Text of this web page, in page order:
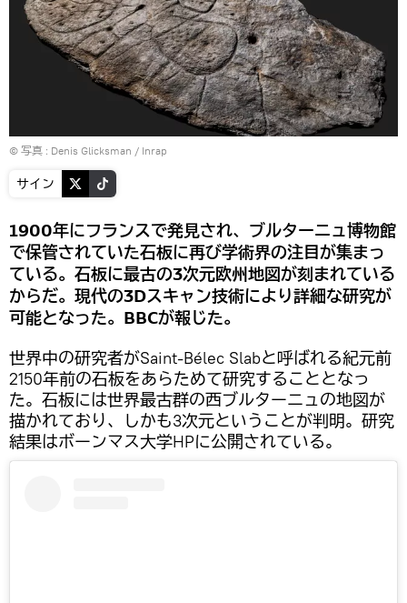
© 写真 : Denis Glicksman / Inrap
サイン
1900年にフランスで発見され、ブルターニュ博物館
で保管されていた石板に再び学術界の注目が集まっ
ている。石板に最古の3次元欧州地図が刻まれている
からだ。現代の3Dスキャン技術により詳細な研究が
可能となった。BBCが報じた。
世界中の研究者がSaint-Bélec Slabと呼ばれる紀元前
2150年前の石板をあらためて研究することとなっ
た。石板には世界最古群の西ブルターニュの地図が
描かれており、しかも3次元ということが判明。研究
結果はボーンマス大学HPに公開されている。